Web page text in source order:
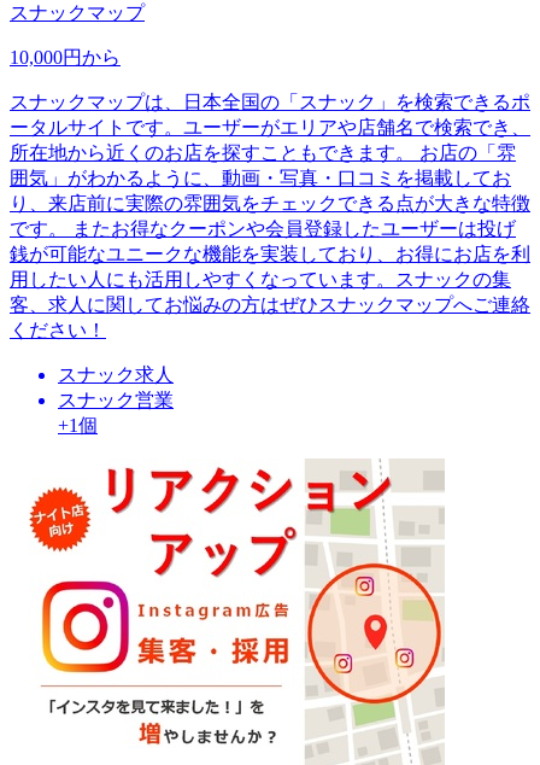
スナックマップ
10,000円から
スナックマップは、日本全国の「スナック」を検索できるポ
ータルサイトです。ユーザーがエリアや店舗名で検索でき、
所在地から近くのお店を探すこともできます。 お店の「雰
囲気」がわかるように、動画・写真・口コミを掲載してお
り、来店前に実際の雰囲気をチェックできる点が大きな特徴
です。 またお得なクーポンや会員登録したユーザーは投げ
銭が可能なユニークな機能を実装しており、お得にお店を利
用したい人にも活用しやすくなっています。スナックの集
客、求人に関してお悩みの方はぜひスナックマップへご連絡
ください！
スナック求人
スナック営業
+1個